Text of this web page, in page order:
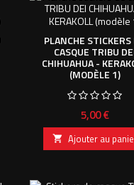
PLANCHE STICKERS
CASQUE TRIBU
CHIHUAHUA -
(MODÈLE 1)
Prix
5,00 €
 Ajouter au